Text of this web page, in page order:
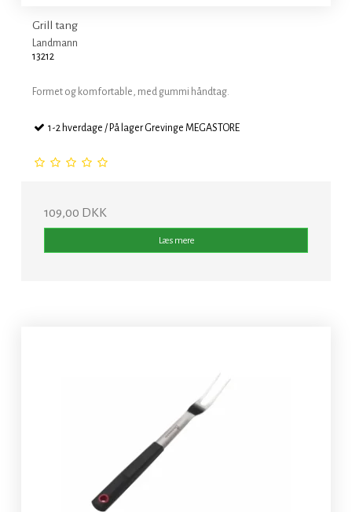
Grill tang
Landmann
13212
Formet og komfortable, med gummi håndtag.
1-2 hverdage / På lager Grevinge MEGASTORE
109,00 DKK
Læs mere